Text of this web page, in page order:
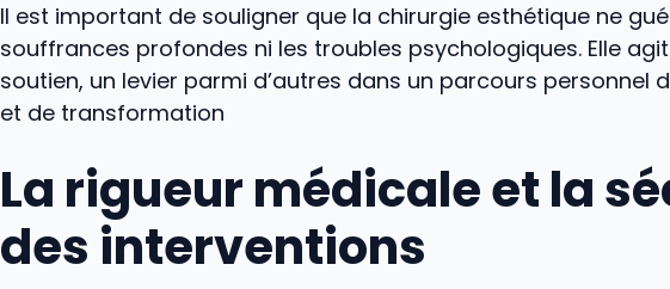
Il est important de souligner que la chirurgie esthétique ne
souffrances profondes ni les troubles psychologiques. Elle
soutien, un levier parmi d’autres dans un parcours personnel
et de transformation
La rigueur médicale et la
des interventions